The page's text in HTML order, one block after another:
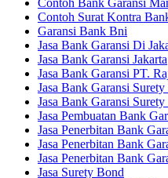
Contoh Surat Kontra
Garansi Bank Bni
Jasa Bank Garansi Di
Jasa Bank Garansi Jakarta
Jasa Bank Garansi PT.
Jasa Bank Garansi
Jasa Bank Garansi
Jasa Pembuatan Bank
Jasa Penerbitan Bank
Jasa Penerbitan Bank
Jasa Penerbitan Bank
Jasa Surety Bond